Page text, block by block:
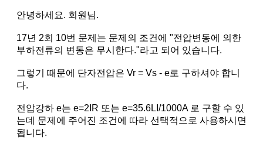
안녕하세요. 회원님.
17년 2회 10번 문제는 문제의 조건에 "전압변동에 의한
부하전류의 변동은 무시한다."라고 되어 있습니다.
그렇기 때문에 단자전압은 Vr = Vs - e로 구하셔야 합니
다.
전압강하 e는 e=2IR 또는 e=35.6LI/1000A 로 구할 수 있
는데 문제에 주어진 조건에 따라 선택적으로 사용하시면
됩니다.